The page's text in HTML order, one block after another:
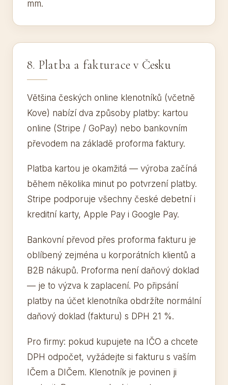
mm.
8. Platba a fakturace v Česku
Většina českých online klenotníků (včetně
Kove) nabízí dva způsoby platby: kartou
online (Stripe / GoPay) nebo bankovním
převodem na základě proforma faktury.
Platba kartou je okamžitá — výroba začíná
během několika minut po potvrzení platby.
Stripe podporuje všechny české debetní i
kreditní karty, Apple Pay i Google Pay.
Bankovní převod přes proforma fakturu je
oblíbený zejména u korporátních klientů a
B2B nákupů. Proforma není daňový doklad
— je to výzva k zaplacení. Po připsání
platby na účet klenotníka obdržíte normální
daňový doklad (fakturu) s DPH 21 %.
Pro firmy: pokud kupujete na IČO a chcete
DPH odpočet, vyžádejte si fakturu s vaším
IČem a DIČem. Klenotník je povinen ji